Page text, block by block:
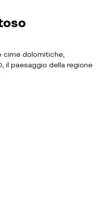
cime dolomitiche,
il paesaggio della regione